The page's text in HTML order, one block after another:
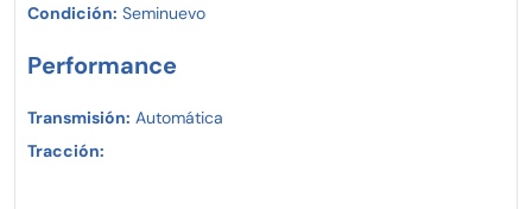
Condición: Seminuevo
Performance
Transmisión: Automática
Tracción: